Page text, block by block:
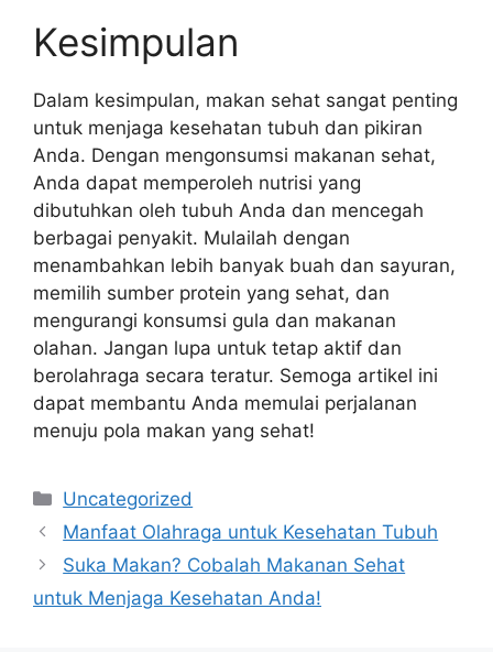
Kesimpulan
Dalam kesimpulan, makan sehat sangat penting
untuk menjaga kesehatan tubuh dan pikiran
Anda. Dengan mengonsumsi makanan sehat,
Anda dapat memperoleh nutrisi yang
dibutuhkan oleh tubuh Anda dan mencegah
berbagai penyakit. Mulailah dengan
menambahkan lebih banyak buah dan sayuran,
memilih sumber protein yang sehat, dan
mengurangi konsumsi gula dan makanan
olahan. Jangan lupa untuk tetap aktif dan
berolahraga secara teratur. Semoga artikel ini
dapat membantu Anda memulai perjalanan
menuju pola makan yang sehat!
Categories
Uncategorized
Manfaat Olahraga untuk Kesehatan Tubuh
Suka Makan? Cobalah Makanan Sehat
untuk Menjaga Kesehatan Anda!